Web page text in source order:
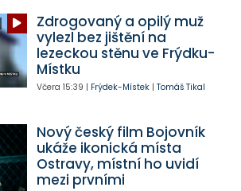
Zdrogovaný a opilý muž
vylezl bez jištění na
lezeckou stěnu ve Frýdku-
Místku
Včera 15:39 | Frýdek-Místek| Tomáš Tikal
Nový český film Bojovník
ukáže ikonická místa
Ostravy, místní ho uvidí
mezi prvními